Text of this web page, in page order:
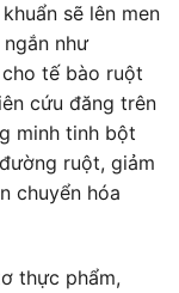
sẽ lên men
như
tế bào ruột
cứu đăng trên
minh tinh bột
ruột, giảm
chuyển hóa
thực phẩm,